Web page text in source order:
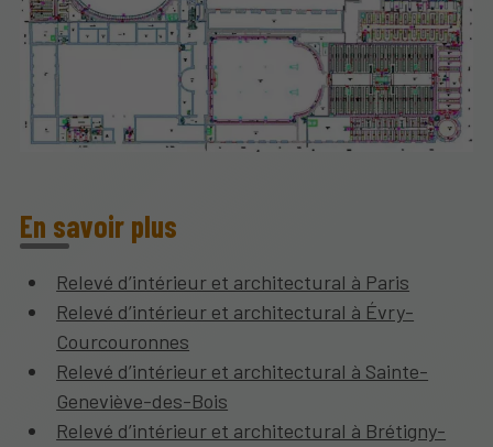
En savoir plus
Relevé d’intérieur et architectural à Paris
Relevé d’intérieur et architectural à Évry-
Courcouronnes
Relevé d’intérieur et architectural à Sainte-
Geneviève-des-Bois
Relevé d’intérieur et architectural à Brétigny-